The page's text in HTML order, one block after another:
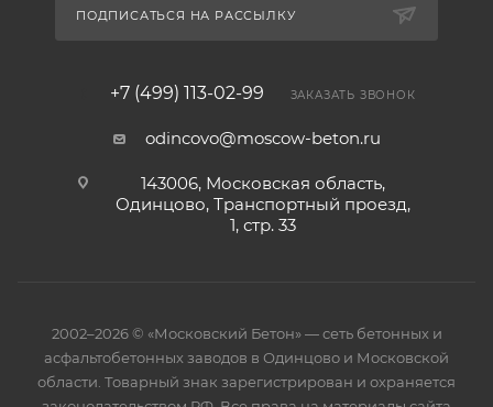
ПОДПИСАТЬСЯ НА РАССЫЛКУ
+7 (499) 113-02-99 ЗАКАЗАТЬ ЗВОНОК
odincovo@moscow-beton.ru
143006, Московская область,
Одинцово, Транспортный проезд,
1, стр. 33
2002–2026 © «Московский Бетон» — сеть бетонных и
асфальтобетонных заводов в Одинцово и Московской
области. Товарный знак зарегистрирован и охраняется